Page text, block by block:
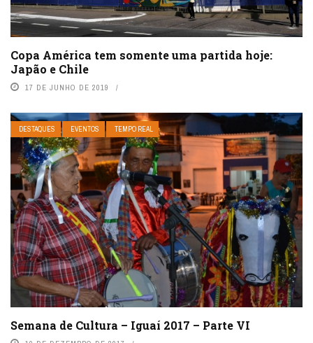
Copa América tem somente uma partida hoje:
Japão e Chile
17 DE JUNHO DE 2019
DESTAQUES EVENTOS TEMPO REAL
Semana de Cultura – Iguaí 2017 – Parte VI